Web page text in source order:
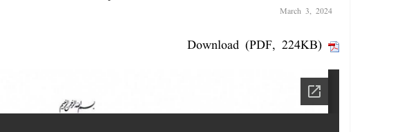
March 3, 2024
Download (PDF, 224KB)